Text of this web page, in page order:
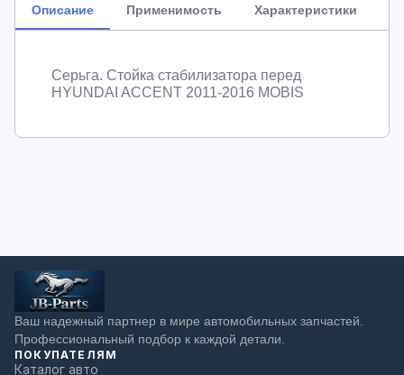
Описание Применимость Характеристики
Серьга. Стойка стабилизатора перед
HYUNDAI ACCENT 2011-2016 MOBIS
Ваш надежный партнер в мире автомобильных запчастей.
Профессиональный подбор к каждой детали.
ПОКУПАТЕЛЯМ
Каталог авто